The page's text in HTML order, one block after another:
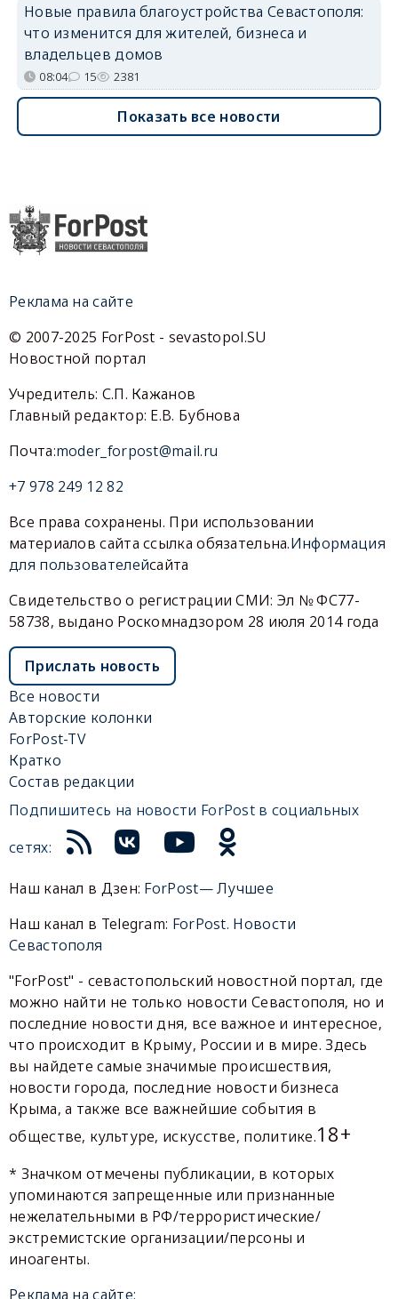
Новые правила благоустройства Севастополя:
что изменится для жителей, бизнеса и
владельцев домов
08:04 15 2381
Показать все новости
Реклама на сайте
© 2007-2025 ForPost - sevastopol.SU
Новостной портал
Учредитель: С.П. Кажанов
Главный редактор: Е.В. Бубнова
Почта:moder_forpost@mail.ru
+7 978 249 12 82
Все права сохранены. При использовании
материалов сайта ссылка обязательна.Информация
для пользователейсайта
Свидетельство о регистрации СМИ: Эл № ФС77-
58738, выдано Роскомнадзором 28 июля 2014 года
Прислать новость
Все новости
Авторские колонки
ForPost-TV
Кратко
Состав редакции
Подпишитесь на новости ForPost в социальных
сетях:
Наш канал в Дзен: ForPost— Лучшее
Наш канал в Telegram: ForPost. Новости
Севастополя
"ForPost" - севастопольский новостной портал, где
можно найти не только новости Севастополя, но и
последние новости дня, все важное и интересное,
что происходит в Крыму, России и в мире. Здесь
вы найдете самые значимые происшествия,
новости города, последние новости бизнеса
Крыма, а также все важнейшие события в
обществе, культуре, искусстве, политике.18+
* Значком отмечены публикации, в которых
упоминаются запрещенные или признанные
нежелательными в РФ/террористические/
экстремистские организации/персоны и
иноагенты.
Реклама на сайте: